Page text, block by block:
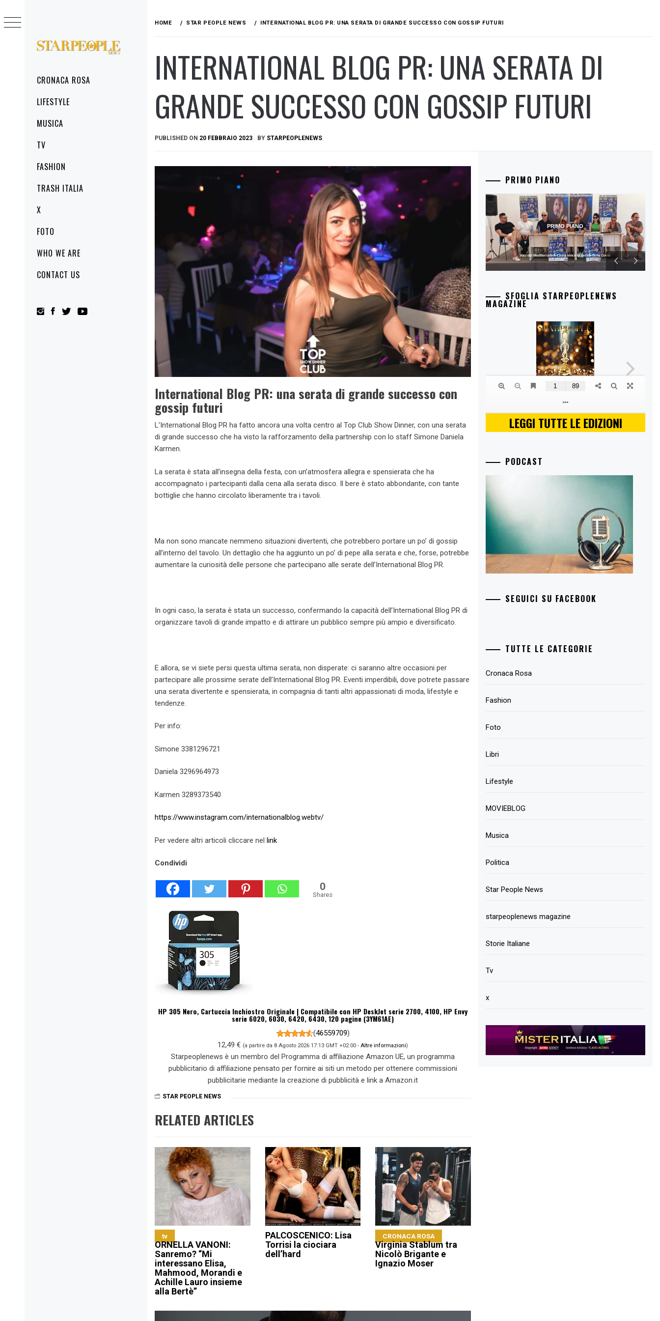
STARPEOPLENEWS
MenuCRONACA ROSA
LIFESTYLE
MUSICA
TV
FASHION
TRASH ITALIA
X
FOTO
WHO WE ARE
CONTACT US
to
content
HOME STAR PEOPLE NEWS INTERNATIONAL BLOG PR: UNA SERATA DI GRANDE SUCCESSO CON GOSSIP FUTURI
INTERNATIONAL BLOG PR: UNA SERATA DI
GRANDE SUCCESSO CON GOSSIP FUTURI
PUBLISHED ON 20 FEBBRAIO 2023 BY STARPEOPLENEWS
International Blog PR: una serata di grande successo con
gossip futuri
L’International Blog PR ha fatto ancora una volta centro al Top Club Show Dinner, con una serata
di grande successo che ha visto la rafforzamento della partnership con lo staff Simone Daniela
Karmen.
La serata è stata all’insegna della festa, con un’atmosfera allegra e spensierata che ha
accompagnato i partecipanti dalla cena alla serata disco. Il bere è stato abbondante, con tante
bottiglie che hanno circolato liberamente tra i tavoli.
Ma non sono mancate nemmeno situazioni divertenti, che potrebbero portare un po’ di gossip
all’interno del tavolo. Un dettaglio che ha aggiunto un po’ di pepe alla serata e che, forse, potrebbe
aumentare la curiosità delle persone che partecipano alle serate dell’International Blog PR.
In ogni caso, la serata è stata un successo, confermando la capacità dell’International Blog PR di
organizzare tavoli di grande impatto e di attirare un pubblico sempre più ampio e diversificato.
E allora, se vi siete persi questa ultima serata, non disperate: ci saranno altre occasioni per
partecipare alle prossime serate dell’International Blog PR. Eventi imperdibili, dove potrete passare
una serata divertente e spensierata, in compagnia di tanti altri appassionati di moda, lifestyle e
tendenze.
Per info:
Simone 3381296721
Daniela 3296964973
Karmen 3289373540
https://www.instagram.com/internationalblog.webtv/
Per vedere altri articoli cliccare nel link
Condividi
0
Shares
HP 305 Nero, Cartuccia Inchiostro Originale | Compatibile con HP DeskJet serie 2700, 4100, HP Envy
serie 6020, 6030, 6420, 6430, 120 pagine (3YM61AE)
(46559709)
12,49 € (a partire da 8 Agosto 2026 17:13 GMT +02:00 -Altre informazioni)
Starpeoplenews è un membro del Programma di affiliazione Amazon UE, un programma
pubblicitario di affiliazione pensato per fornire ai siti un metodo per ottenere commissioni
pubblicitarie mediante la creazione di pubblicità e link a Amazon.it
STAR PEOPLE NEWS
RELATED ARTICLES
tv
ORNELLA VANONI:
Sanremo? “Mi
interessano Elisa,
Mahmood, Morandi e
Achille Lauro insieme
alla Bertè”
PALCOSCENICO: Lisa
Torrisi la ciociara
dell’hard
CRONACA ROSA
Virginia Stablum tra
Nicolò Brigante e
Ignazio Moser
Navigazione
PRIMO PIANO
Voci dal Mediterraneo: Laura vince la serata delle Cover
PRIMO PIANO
SFOGLIA STARPEOPLENEWS
MAGAZINE
LEGGI TUTTE LE EDIZIONI
PODCAST
SEGUICI SU FACEBOOK
TUTTE LE CATEGORIE
Cronaca Rosa
Fashion
Foto
Libri
Lifestyle
MOVIEBLOG
Musica
Politica
Star People News
starpeoplenews magazine
Storie Italiane
Tv
x